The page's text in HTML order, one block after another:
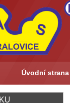
Úvodní strana